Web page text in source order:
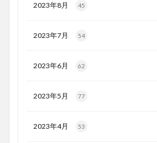
2023年8月 45
2023年7月 54
2023年6月 62
2023年5月 77
2023年4月 53